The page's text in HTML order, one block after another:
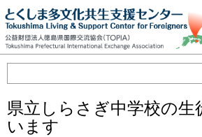
県立しらさぎ中学校の生
います